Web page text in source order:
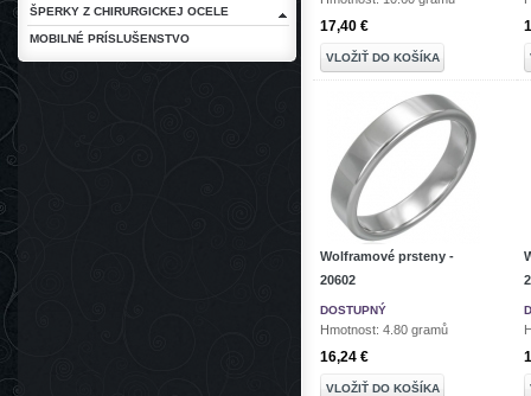
ŠPERKY Z CHIRURGICKEJ OCELE
MOBILNÉ PRÍSLUŠENSTVO
17,40 €
VLOŽIŤ DO KOŠÍKA
Wolframové prsteny -
20602
DOSTUPNÝ
Hmotnost: 4.80 gramů
16,24 €
VLOŽIŤ DO KOŠÍKA